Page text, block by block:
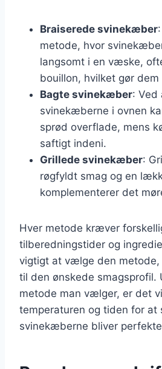
Braiserede svinekæber
metode, hvor
langsomt i en væske,
bouillon, hvilket gør
Bagte svinekæber: Ved
svinekæberne i ovnen
sprød overflade, mens
saftigt indeni.
Grillede svinekæber:
røgfyldt smag og en
komplementerer det
Hver metode kræver
tilberedningstider og
vigtigt at vælge den
til den ønskede smagsprofil.
metode man vælger, er det
temperaturen og tiden for at
svinekæberne bliver